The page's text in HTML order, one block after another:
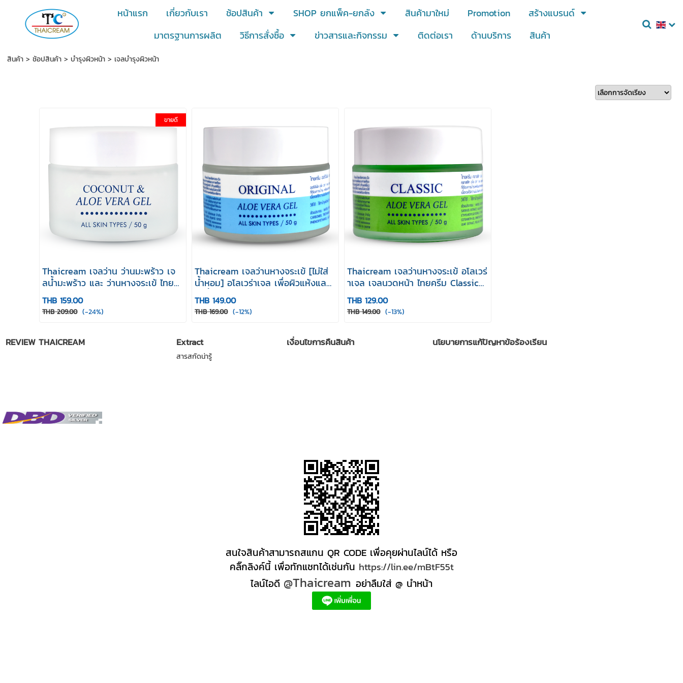
หน้าแรก เกี่ยวกับเรา ช้อปสินค้า SHOP ยกแพ็ค-ยกลัง สินค้ามาใหม่ Promotion
สร้างแบรนด์
มาตรฐานการผลิต
วิธีการสั่งซื้อ ข่าวสารและกิจกรรม ติดต่อเรา ด้านบริการ สินค้า
สินค้า> ช้อปสินค้า> บำรุงผิวหน้า> เจลบำรุงผิวหน้า
ขายดี
Thaicream เจลว่าน ว่านมะพร้าว เจ
ลน้ำมะพร้าว และ ว่านหางจระเข้ ไทย
ครีม Coconut & Aloe Vera Gel 50
g
THB 159.00
THB 209.00 (-24%)
Thaicream เจลว่านหางจระเข้ [ไม่ใส่
น้ำหอม] อโลเวร่าเจล เพื่อผิวแห้งแลดู
ชุ่มชื้น Original Aloe Vera Gel
THB 149.00
THB 169.00 (-12%)
Thaicream เจลว่านหางจระเข้ อโลเวร่
าเจล เจลนวดหน้า ไทยครีม Classic
Aloe Vera Gel 50g
THB 129.00
THB 149.00 (-13%)
REVIEW THAICREAM Extract
สารสกัดน่ารู้
เงื่อนไขการคืนสินค้า นโยบายการแก้ปัญหาข้อร้องเรียน
สนใจสินค้าสามารถสแกน QR CODE เพื่อคุยผ่านไลน์ได้ หรือ
คลิ๊กลิงค์นี้ เพื่อทักแชทได้เช่นกัน https://lin.ee/mBtF55t
ไลน์ไอดี @Thaicream อย่าลืมใส่ @ นำหน้า